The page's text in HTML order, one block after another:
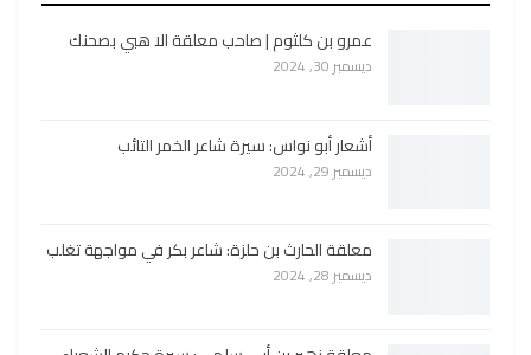
عمرو بن كلثوم | صاحب معلقة الا هبي بصحنك
ديسمبر 30, 2024
أشعار أبو نواس: سيرة شاعر الخمر التائب
ديسمبر 29, 2024
معلقة الحارث بن حلزة: شاعر بكر في مواجهة تغلب
ديسمبر 28, 2024